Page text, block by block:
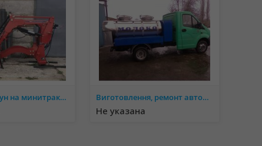
Погрузчик кун на минитрактор. Виготовлення, ремонт автоцистерн, молоковозів, водовозів, рибовозів, ассинізаторних автоцистерн
Не указана